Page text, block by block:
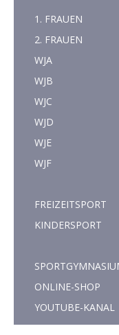
1. FRAUEN
2. FRAUEN
WJA
WJB
WJC
WJD
WJE
WJF
FREIZEITSPORT
KINDERSPORT
ONLINE-SHOP
YOUTUBE-KANAL